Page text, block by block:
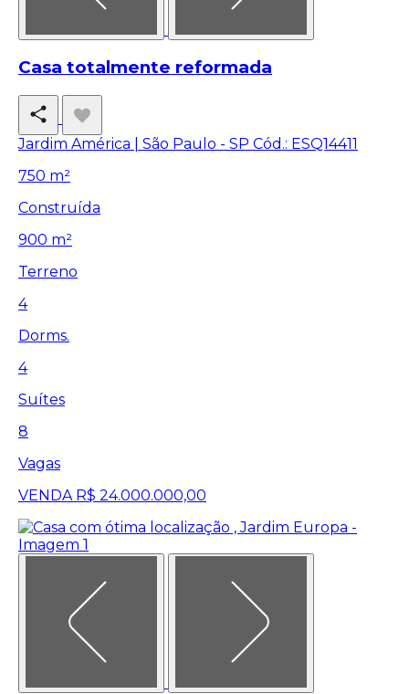
Casa totalmente reformada
Jardim América | São Paulo - SP Cód.: ESQ14411
750 m²
Construída
900 m²
Terreno
4
Dorms.
4
Suítes
8
Vagas
VENDA R$ 24.000.000,00